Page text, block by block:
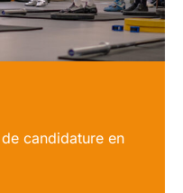
candidature en